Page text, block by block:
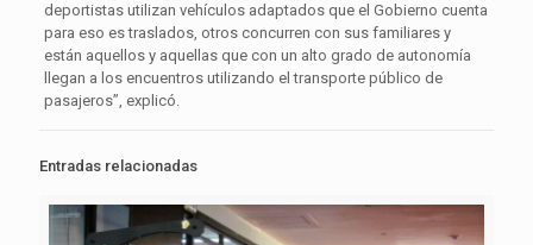
deportistas utilizan vehículos adaptados que el Gobierno cuenta
para eso es traslados, otros concurren con sus familiares y
están aquellos y aquellas que con un alto grado de autonomía
llegan a los encuentros utilizando el transporte público de
pasajeros”, explicó.
Entradas relacionadas